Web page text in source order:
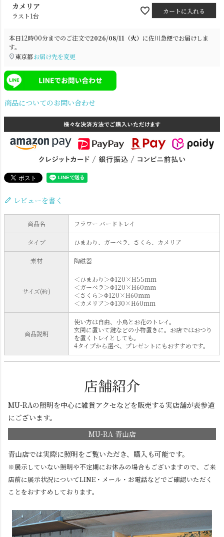
ステンドグラス
SNS
カメリア
ラスト1台
カートに入れる
本日12時00分までのご注文で2026/08/11（火） に佐川急便でお届けしま
す。
東京都お届け先を変更
商品についてのお問い合わせ
レビューを書く
商品名 フラワー バードトレイ
タイプ ひまわり、ガーベラ、さくら、カメリア
素材 陶磁器
サイズ(約)
＜ひまわり＞Φ120×H55mm
＜ガーベラ＞Φ120×H60mm
＜さくら＞Φ120×H60mm
＜カメリア＞Φ130×H60mm
商品説明
使い方は自由、小鳥とお花のトレイ。
玄関に置いて鍵などの小物置きに。お店ではおつり
を置くトレイとしても。
4タイプから選べ、プレゼントにもおすすめです。
店舗紹介
MU-RAの照明を中心に雑貨アクセなどを販売する実店舗が表参道
にございます。
MU-RA 青山店
青山店では実際に照明をご覧いただき、購入も可能です。
※展示していない照明や不定期にお休みの場合もございますので、ご来
店前に展示状況についてLINE・メール・お電話などでご確認いただく
ことをおすすめしております。